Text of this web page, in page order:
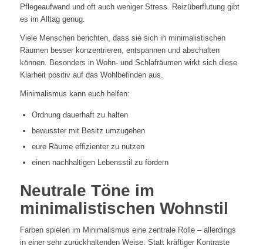
Pflegeaufwand und oft auch weniger Stress. Reizüberflutung gibt
es im Alltag genug.
Viele Menschen berichten, dass sie sich in minimalistischen
Räumen besser konzentrieren, entspannen und abschalten
können. Besonders in Wohn- und Schlafräumen wirkt sich diese
Klarheit positiv auf das Wohlbefinden aus.
Minimalismus kann euch helfen:
Ordnung dauerhaft zu halten
bewusster mit Besitz umzugehen
eure Räume effizienter zu nutzen
einen nachhaltigen Lebensstil zu fördern
Neutrale Töne im
minimalistischen Wohnstil
Farben spielen im Minimalismus eine zentrale Rolle – allerdings
in einer sehr zurückhaltenden Weise. Statt kräftiger Kontraste